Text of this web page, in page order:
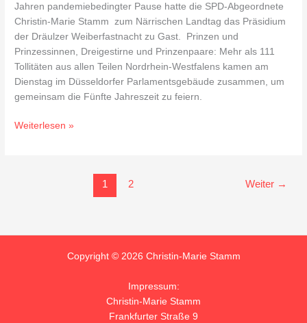
Jahren pandemiebedingter Pause hatte die SPD-Abgeordnete
Christin-Marie Stamm zum Närrischen Landtag das Präsidium
der Dräulzer Weiberfastnacht zu Gast. Prinzen und
Prinzessinnen, Dreigestirne und Prinzenpaare: Mehr als 111
Tollitäten aus allen Teilen Nordrhein-Westfalens kamen am
Dienstag im Düsseldorfer Parlamentsgebäude zusammen, um
gemeinsam die Fünfte Jahreszeit zu feiern.
Weiterlesen »
1 2 Weiter →
Copyright © 2026 Christin-Marie Stamm
Impressum:
Christin-Marie Stamm
Frankfurter Straße 9